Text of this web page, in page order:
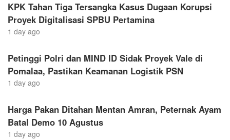
KPK Tahan Tiga Tersangka Kasus Dugaan Korupsi
Proyek Digitalisasi SPBU Pertamina
1 day ago
Petinggi Polri dan MIND ID Sidak Proyek Vale di
Pomalaa, Pastikan Keamanan Logistik PSN
1 day ago
Harga Pakan Ditahan Mentan Amran, Peternak Ayam
Batal Demo 10 Agustus
1 day ago